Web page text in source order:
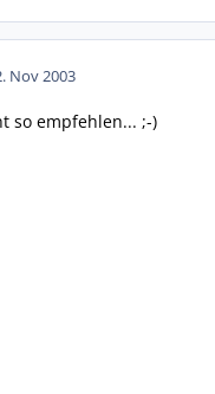
Nov 2003
so empfehlen... ;-)